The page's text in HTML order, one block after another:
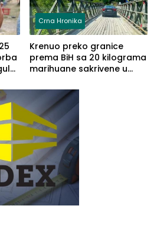
Crna Hronika
Krenuo preko granice
prema BiH sa 20 kilograma
marihuane sakrivene u